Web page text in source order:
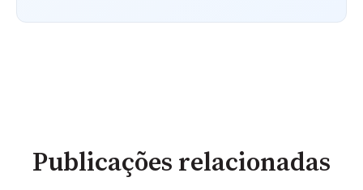
Publicações relacionadas